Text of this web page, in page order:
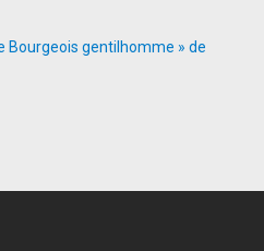
Bourgeois gentilhomme » de